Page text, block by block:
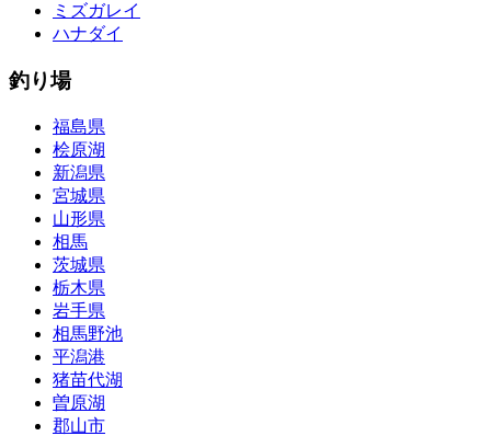
ミズガレイ
ハナダイ
釣り場
福島県
桧原湖
新潟県
宮城県
山形県
相馬
茨城県
栃木県
岩手県
相馬野池
平潟港
猪苗代湖
曽原湖
郡山市